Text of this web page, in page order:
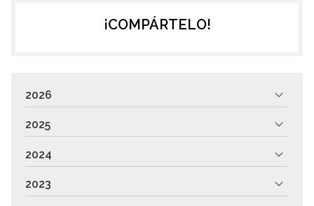
¡COMPÁRTELO!
2026
2025
2024
2023